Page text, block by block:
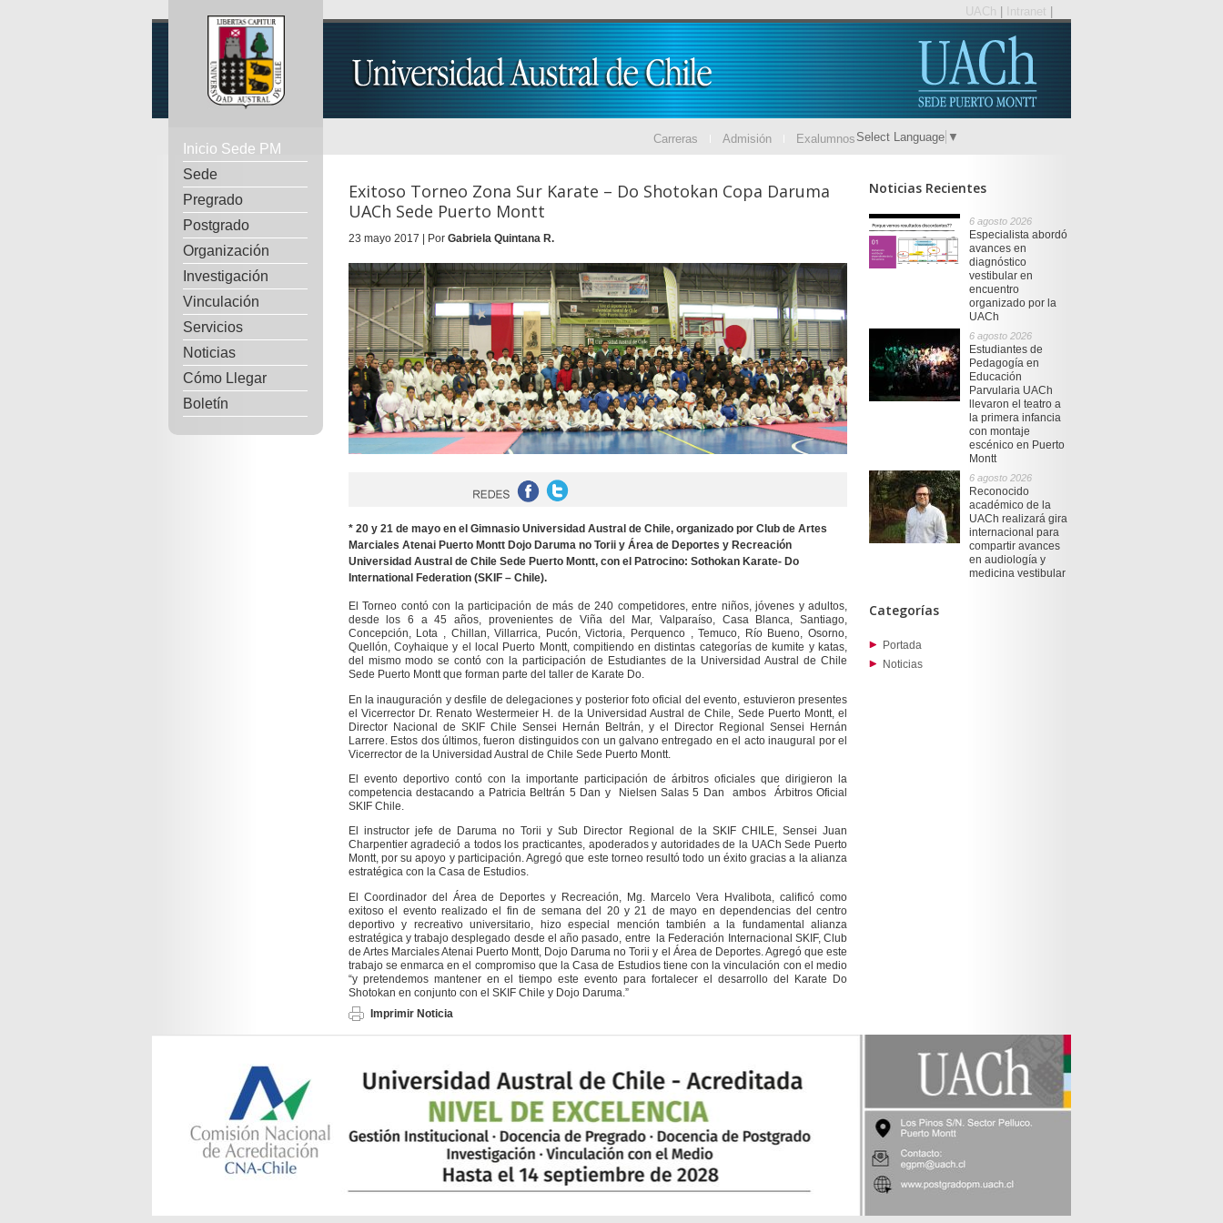
UACh Intranet
Inicio Sede PM
Sede
Pregrado
Postgrado
Organización
Investigación
Vinculación
Servicios
Noticias
Cómo Llegar
Boletín
Carreras Admisión Exalumnos Select Language ▼
Exitoso Torneo Zona Sur Karate – Do Shotokan Copa Daruma
UACh Sede Puerto Montt
23 mayo 2017 | Por Gabriela Quintana R.
* 20 y 21 de mayo en el Gimnasio Universidad Austral de Chile, organizado por Club de Artes
Marciales Atenai Puerto Montt Dojo Daruma no Torii y Área de Deportes y Recreación
Universidad Austral de Chile Sede Puerto Montt, con el Patrocino: Sothokan Karate- Do
International Federation (SKIF – Chile).
El Torneo contó con la participación de más de 240 competidores, entre niños, jóvenes y adultos,
desde los 6 a 45 años, provenientes de Viña del Mar, Valparaíso, Casa Blanca, Santiago,
Concepción, Lota , Chillan, Villarrica, Pucón, Victoria, Perquenco , Temuco, Río Bueno, Osorno,
Quellón, Coyhaique y el local Puerto Montt, compitiendo en distintas categorías de kumite y katas,
del mismo modo se contó con la participación de Estudiantes de la Universidad Austral de Chile
Sede Puerto Montt que forman parte del taller de Karate Do.
En la inauguración y desfile de delegaciones y posterior foto oficial del evento, estuvieron presentes
el Vicerrector Dr. Renato Westermeier H. de la Universidad Austral de Chile, Sede Puerto Montt, el
Director Nacional de SKIF Chile Sensei Hernán Beltrán, y el Director Regional Sensei Hernán
Larrere. Estos dos últimos, fueron distinguidos con un galvano entregado en el acto inaugural por el
Vicerrector de la Universidad Austral de Chile Sede Puerto Montt.
El evento deportivo contó con la importante participación de árbitros oficiales que dirigieron la
competencia destacando a Patricia Beltrán 5 Dan y Nielsen Salas 5 Dan ambos Árbitros Oficial
SKIF Chile.
El instructor jefe de Daruma no Torii y Sub Director Regional de la SKIF CHILE, Sensei Juan
Charpentier agradeció a todos los practicantes, apoderados y autoridades de la UACh Sede Puerto
Montt, por su apoyo y participación. Agregó que este torneo resultó todo un éxito gracias a la alianza
estratégica con la Casa de Estudios.
El Coordinador del Área de Deportes y Recreación, Mg. Marcelo Vera Hvalibota, calificó como
exitoso el evento realizado el fin de semana del 20 y 21 de mayo en dependencias del centro
deportivo y recreativo universitario, hizo especial mención también a la fundamental alianza
estratégica y trabajo desplegado desde el año pasado, entre la Federación Internacional SKIF, Club
de Artes Marciales Atenai Puerto Montt, Dojo Daruma no Torii y el Área de Deportes. Agregó que este
trabajo se enmarca en el compromiso que la Casa de Estudios tiene con la vinculación con el medio
“y pretendemos mantener en el tiempo este evento para fortalecer el desarrollo del Karate Do
Shotokan en conjunto con el SKIF Chile y Dojo Daruma.”
Imprimir Noticia
Noticias Recientes
6 agosto 2026
Especialista abordó
avances en
diagnóstico
vestibular en
encuentro
organizado por la
UACh
6 agosto 2026
Estudiantes de
Pedagogía en
Educación
Parvularia UACh
llevaron el teatro a
la primera infancia
con montaje
escénico en Puerto
Montt
6 agosto 2026
Reconocido
académico de la
UACh realizará gira
internacional para
compartir avances
en audiología y
medicina vestibular
Categorías
Portada
Noticias